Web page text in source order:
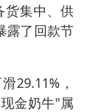
货集中、供
露了回款节
29.11%，
金奶牛"属